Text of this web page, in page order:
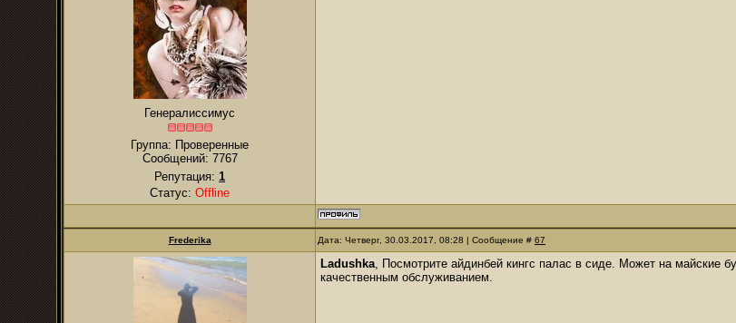
Генералиссимус
Группа: Проверенные
Сообщений: 7767
Репутация: 1
Статус: Offline
Frederika Дата: Четверг, 30.03.2017, 08:28 | Сообщение # 67
Ladushka, Посмотрите айдинбей кингс палас в сиде. Может на майские
качественным обслуживанием.